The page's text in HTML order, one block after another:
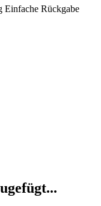
Einfache Rückgabe